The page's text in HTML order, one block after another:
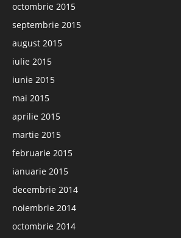
octombrie 2015
septembrie 2015
august 2015
iulie 2015
iunie 2015
mai 2015
aprilie 2015
martie 2015
februarie 2015
ianuarie 2015
decembrie 2014
noiembrie 2014
octombrie 2014